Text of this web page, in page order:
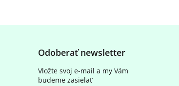
Odoberať newsletter
Vložte svoj e-mail a my Vám
budeme zasielať